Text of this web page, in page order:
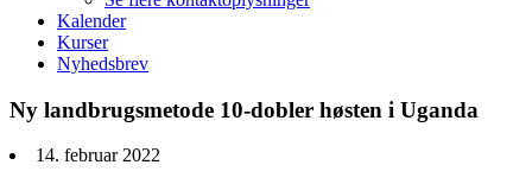
Kalender
Kurser
Nyhedsbrev
Ny landbrugsmetode 10-dobler høsten i Uganda
14. februar 2022